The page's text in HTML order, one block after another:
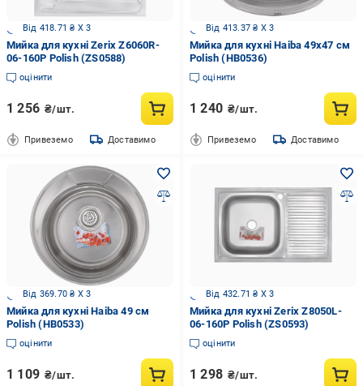
Від 418.71 ₴ X 3
Мийка для кухні Zerix Z6060R-
06-160P Polish (ZS0588)
оцінити
1 256 ₴/шт.
Привеземо Доставимо
Від 413.37 ₴ X 3
Мийка для кухні Haiba 49x47 см
Polish (HB0536)
оцінити
1 240 ₴/шт.
Привеземо Доставимо
Від 369.70 ₴ X 3
Мийка для кухні Haiba 49 см
Polish (HB0533)
оцінити
1 109 ₴/шт.
Від 432.71 ₴ X 3
Мийка для кухні Zerix Z8050L-
06-160P Polish (ZS0593)
оцінити
1 298 ₴/шт.